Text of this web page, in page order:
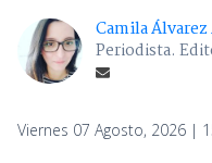
Camila Álvarez
Periodista.
Viernes 07 Agosto, 2026 |